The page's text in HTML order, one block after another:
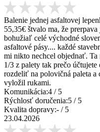
Balenie jednej asfaltovej
55,35€ štvalo ma, že
bohužiaľ celé východné
asfaltové pásy.... každé
mi nikto nechcel objednať.
1/3 z palety tak prečo
rozdeliť na polovičná paleta a
vyložil rukami.
Komunikácia:4 / 5
Rýchlosť doručenia:5 / 5
Kvalita dopravy:- / 5
23.04.2026